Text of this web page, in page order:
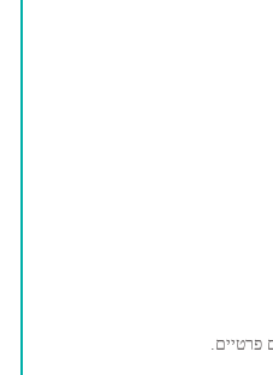
פרטיים.